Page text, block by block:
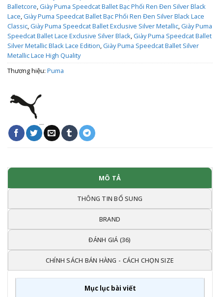
Balletcore, Giày Puma Speedcat Ballet Bạc Phối Ren Đen Silver Black
Lace, Giày Puma Speedcat Ballet Bạc Phối Ren Đen Silver Black Lace
Classic, Giày Puma Speedcat Ballet Exclusive Silver Metallic, Giày Puma
Speedcat Ballet Lace Exclusive Silver Black, Giày Puma Speedcat Ballet
Silver Metallic Black Lace Edition, Giày Puma Speedcat Ballet Silver
Metallic Lace High Quality
Thương hiệu: Puma
MÔ TẢ
THÔNG TIN BỔ SUNG
BRAND
ĐÁNH GIÁ (36)
CHÍNH SÁCH BÁN HÀNG - CÁCH CHỌN SIZE
Mục lục bài viết